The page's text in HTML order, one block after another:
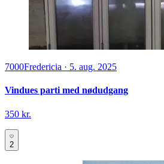
7000Fredericia · 5. aug. 2025
Vindues parti med nødudgang
350 kr.
2